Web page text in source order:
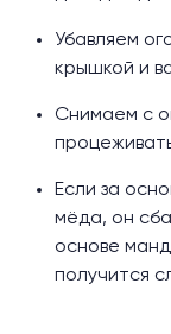
Убавляем
крышкой и
Снимаем с
Если за
мёда, он
основе
получится